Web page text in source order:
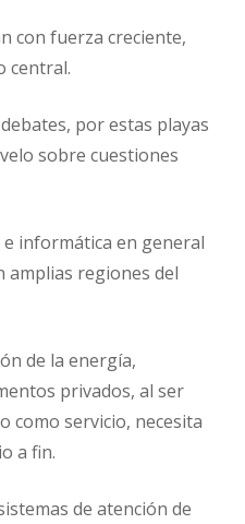
con fuerza creciente,
central.
por estas playas
sobre cuestiones
informática en general
amplias regiones del
de la energía,
privados, al ser
como servicio, necesita
a fin.
de atención de